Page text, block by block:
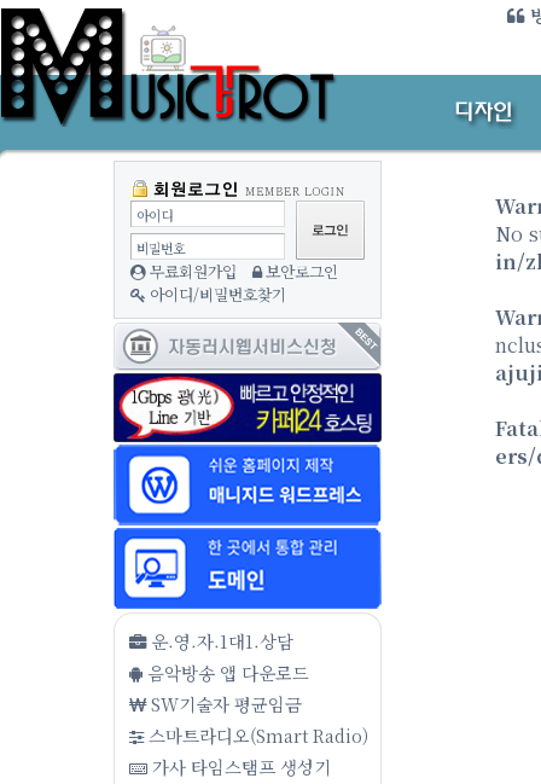
아이디
비밀번호
무료회원가입
보안로그인
아이디/비밀번호찾기
운.영.자.1대1.상담
음악방송 앱 다운로드
SW기술자 평균임금
스마트라디오(Smart Radio)
가사 타임스탬프 생성기
No
in/